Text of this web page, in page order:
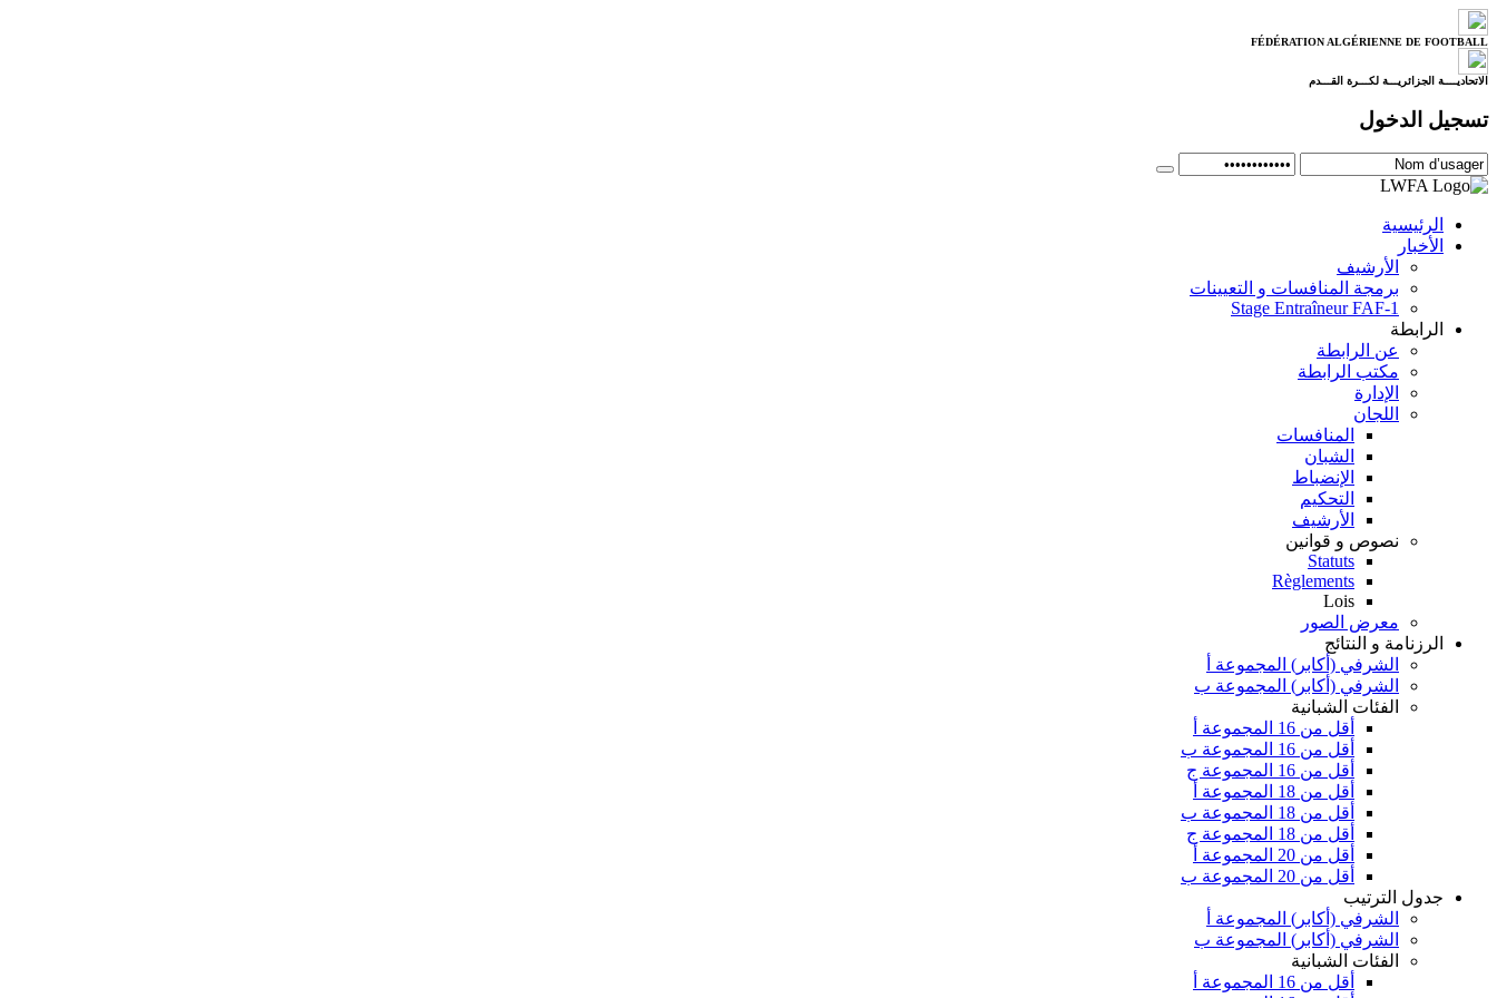
FÉDÉRATION ALGÉRIENNE DE FOOTBALL
الاتحاديــــة الجزائريـــة لكـــرة القـــدم
تسجيل الدخول
الرئيسية
الأخبار
الأرشيف
برمجة المنافسات و التعيينات
Stage Entraîneur FAF-1
الرابطة
عن الرابطة
مكتب الرابطة
الإدارة
اللجان
المنافسات
الشبان
الإنضباط
التحكيم
الأرشيف
نصوص و قوانين
Statuts
Règlements
Lois
معرض الصور
الرزنامة و النتائج
الشرفي (أكابر) المجموعة أ
الشرفي (أكابر) المجموعة ب
الفئات الشبانية
أقل من 16 المجموعة أ
أقل من 16 المجموعة ب
أقل من 16 المجموعة ج
أقل من 18 المجموعة أ
أقل من 18 المجموعة ب
أقل من 18 المجموعة ج
أقل من 20 المجموعة أ
أقل من 20 المجموعة ب
جدول الترتيب
الشرفي (أكابر) المجموعة أ
الشرفي (أكابر) المجموعة ب
الفئات الشبانية
أقل من 16 المجموعة أ